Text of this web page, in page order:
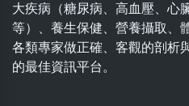
大疾病（糖尿病、高血壓、心
等）、養生保健、營養攝取、
各類專家做正確、客觀的剖析
的最佳資訊平台。